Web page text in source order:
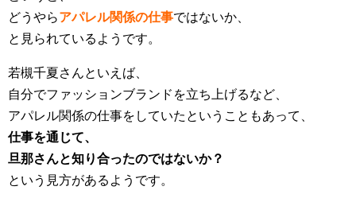
どうやらアパレル関係の仕事ではないか、
と見られているようです。
若槻千夏さんといえば、
自分でファッションブランドを立ち上げるなど、
アパレル関係の仕事をしていたということもあって、
仕事を通じて、
旦那さんと知り合ったのではないか？
という見方があるようです。